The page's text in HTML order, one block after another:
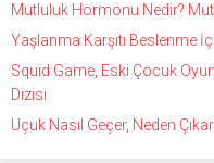
Mutluluk Hormonu Nedir?
Yaşlanma Karşıtı Beslenme
Squid Game, Eski Çocuk
Dizisi
Uçuk Nasıl Geçer, Neden